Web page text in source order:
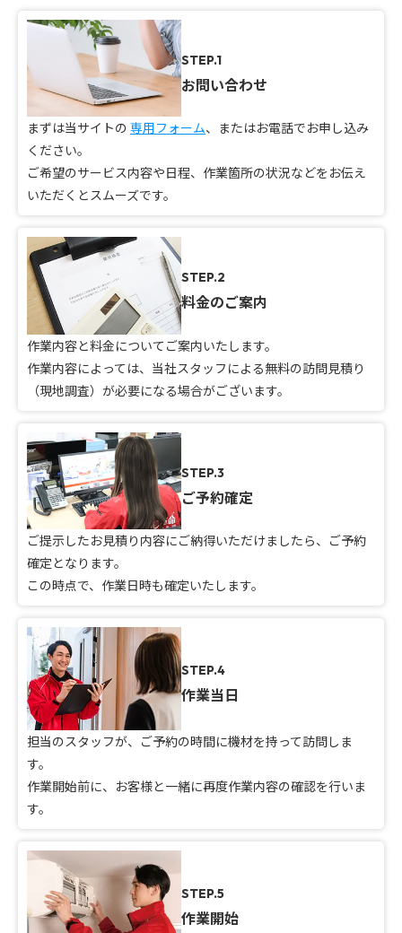
STEP.1
お問い合わせ
まずは当サイトの 専用フォーム、またはお電話でお申し込み
ください。
ご希望のサービス内容や日程、作業箇所の状況などをお伝え
いただくとスムーズです。
STEP.2
料金のご案内
作業内容と料金についてご案内いたします。
作業内容によっては、当社スタッフによる無料の訪問見積り
（現地調査）が必要になる場合がございます。
STEP.3
ご予約確定
ご提示したお見積り内容にご納得いただけましたら、ご予約
確定となります。
この時点で、作業日時も確定いたします。
STEP.4
作業当日
担当のスタッフが、ご予約の時間に機材を持って訪問しま
す。
作業開始前に、お客様と一緒に再度作業内容の確認を行いま
す。
STEP.5
作業開始